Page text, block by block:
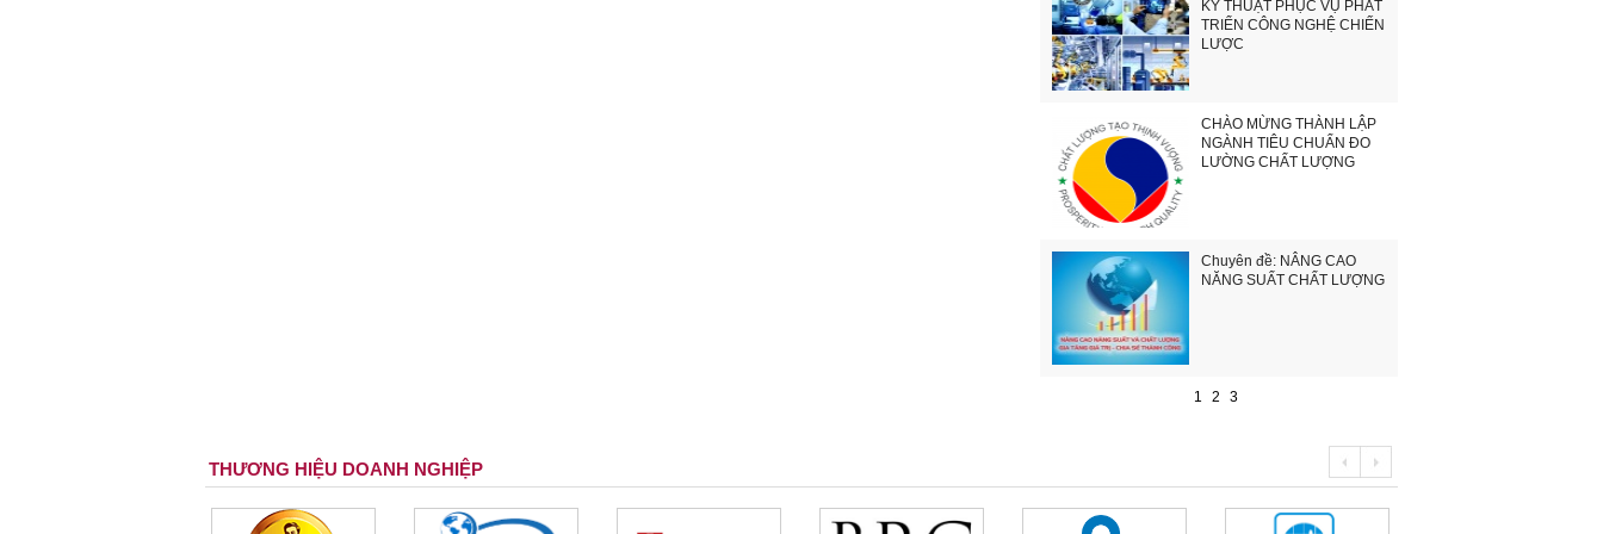
KỸ THUẬT PHỤC VỤ PHÁT
TRIỂN CÔNG NGHỆ CHIẾN
LƯỢC
CHÀO MỪNG THÀNH LẬP
NGÀNH TIÊU CHUẨN ĐO
LƯỜNG CHẤT LƯỢNG
Chuyên đề: NÂNG CAO
NĂNG SUẤT CHẤT LƯỢNG
1 2 3
THƯƠNG HIỆU DOANH NGHIỆP